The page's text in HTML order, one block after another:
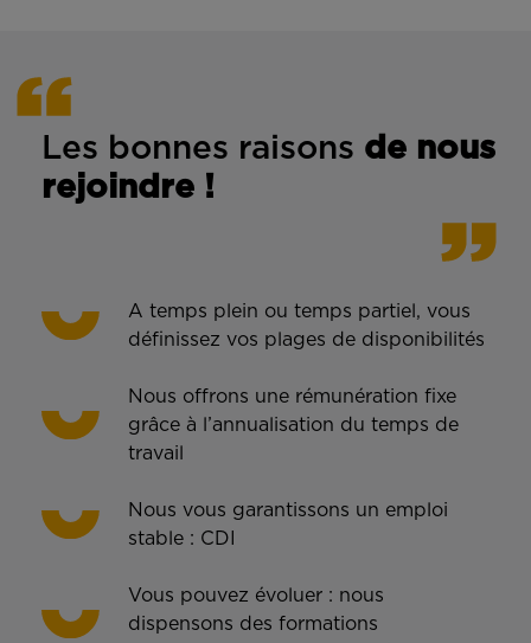
Les bonnes raisons de nous
rejoindre !
A temps plein ou temps partiel, vous
définissez vos plages de disponibilités
Nous offrons une rémunération fixe
grâce à l’annualisation du temps de
travail
Nous vous garantissons un emploi
stable : CDI
Vous pouvez évoluer : nous
dispensons des formations